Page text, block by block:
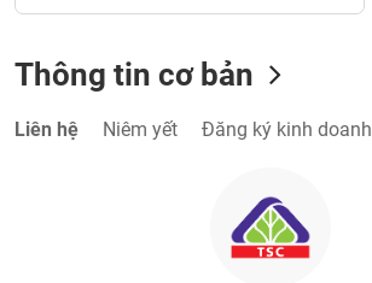
Thông tin cơ bản
Liên hệ Niêm yết Đăng ký kinh doanh